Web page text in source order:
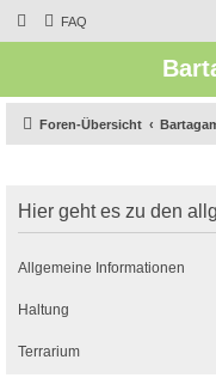
FAQ
Foren-Übersicht
Hier geht es zu den
Allgemeine Informationen
Haltung
Terrarium